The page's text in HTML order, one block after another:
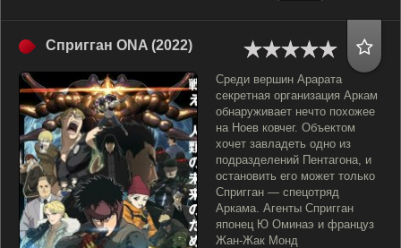
Спригган ONA (2022)
Среди вершин Арарата
секретная организация Аркам
обнаруживает нечто похожее
на Ноев ковчег. Объектом
хочет завладеть одно из
подразделений Пентагона, и
остановить его может только
Спригган — спецотряд
Аркама. Агенты Спригган
японец Ю Оминаэ и француз
Жан-Жак Монд